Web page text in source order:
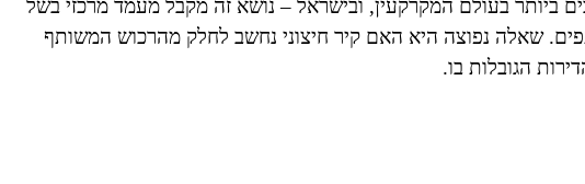
ביותר בעולם המקרקעין, ובישראל – נושא זה מקבל מעמד מרכזי בשל
שאלה נפוצה היא האם קיר חיצוני נחשב לחלק מהרכוש המשותף
הגובלות בו.